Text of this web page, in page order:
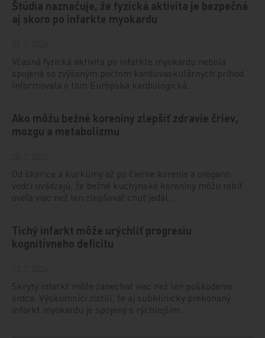
Štúdia naznačuje, že fyzická aktivita je bezpečná
aj skoro po infarkte myokardu
Včasná fyzická aktivita po infarkte myokardu nebola
spojená so zvýšeným počtom kardiovaskulárnych príhod.
Informovala o tom Európska kardiologická…
Ako môžu bežné koreniny zlepšiť zdravie čriev,
mozgu a metabolizmu
Od škorice a kurkumy až po čierne korenie a oregano:
vedci uvádzajú, že bežné kuchynské koreniny môžu robiť
oveľa viac než len zlepšovať chuť jedál.…
Tichý infarkt môže urýchliť progresiu
kognitívneho deficitu
Skrytý infarkt môže zanechať viac než len poškodenie
srdca. Výskumníci zistili, že aj subklinicky prekonaný
infarkt myokardu je spojený s rýchlejším…